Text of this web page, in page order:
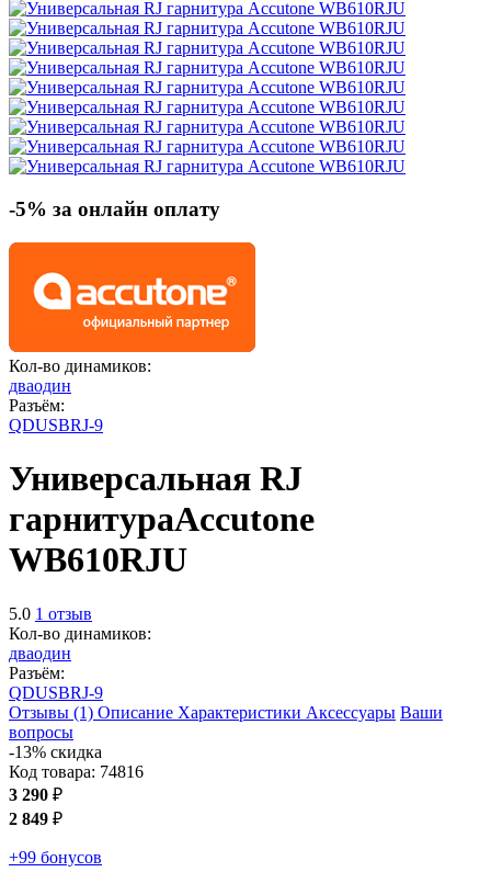
-5% за онлайн оплату
Кол-во динамиков:
дваодин
Разъём:
QDUSBRJ-9
Универсальная RJ
гарнитураAccutone
WB610RJU
5.0 1 отзыв
Кол-во динамиков:
дваодин
Разъём:
QDUSBRJ-9
Отзывы (1) Описание Характеристики Аксессуары Ваши
вопросы
-13% скидка
Код товара: 74816
3 290 ₽
2 849 ₽
+99 бонусов